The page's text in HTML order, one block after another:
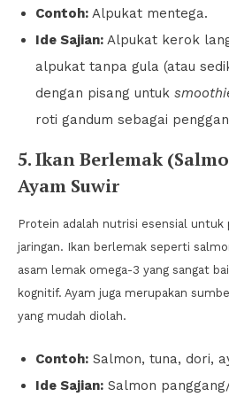
Contoh: Alpukat mentega.
Ide Sajian: Alpukat kerok
alpukat tanpa gula (atau
dengan pisang untuk
roti gandum sebagai
5. Ikan Berlemak
Ayam Suwir
Protein adalah nutrisi esensial
jaringan. Ikan berlemak seperti
asam lemak omega-3 yang sangat
kognitif. Ayam juga merupakan
yang mudah diolah.
Contoh: Salmon, tuna, dori,
Ide Sajian: Salmon